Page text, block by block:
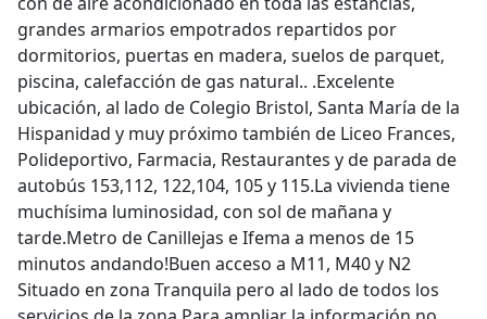
grandes armarios empotrados repartidos por
dormitorios, puertas en madera, suelos de parquet,
piscina, calefacción de gas natural.. .Excelente
ubicación, al lado de Colegio Bristol, Santa María de la
Hispanidad y muy próximo también de Liceo Frances,
Polideportivo, Farmacia, Restaurantes y de parada de
autobús 153,112, 122,104, 105 y 115.La vivienda tiene
muchísima luminosidad, con sol de mañana y
tarde.Metro de Canillejas e Ifema a menos de 15
minutos andando!Buen acceso a M11, M40 y N2
Situado en zona Tranquila pero al lado de todos los